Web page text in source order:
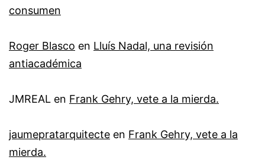
consumen
Roger Blasco en Lluís Nadal, una revisión
antiacadémica
JMREAL en Frank Gehry, vete a la mierda.
jaumepratarquitecte en Frank Gehry, vete a la
mierda.